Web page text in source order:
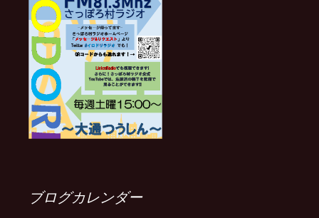
ブログカレンダー